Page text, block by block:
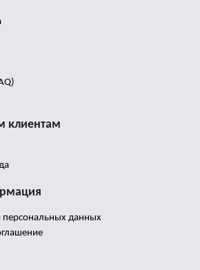
клиентам
персональных данных